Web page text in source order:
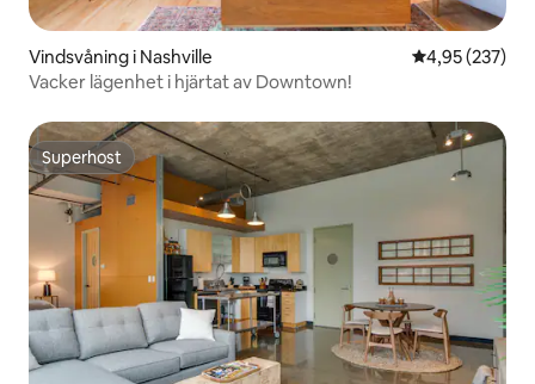
Vindsvåning i Nashville 4,95 av 5 i
4,95 (237)
Vacker lägenhet i hjärtat av Downtown!
Superhost
Superhost